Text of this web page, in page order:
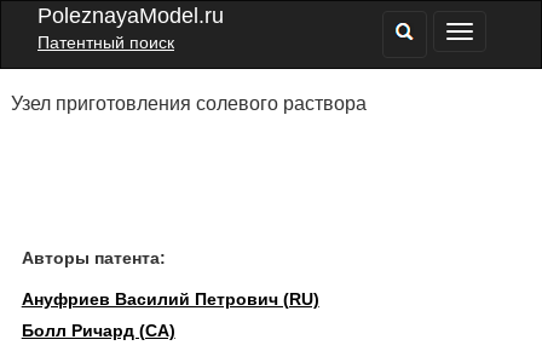
PoleznayaModel.ru
Патентный поиск
Узел приготовления солевого раствора
Авторы патента:
Ануфриев Василий Петрович (RU)
Болл Ричард (CA)